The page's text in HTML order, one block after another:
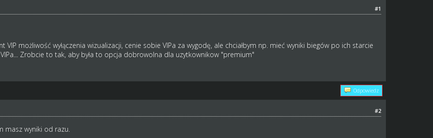
#1
możliwość wyłączenia wizualizacji, cenie sobie VIPa za wygodę, ale chciałbym np. mieć wyniki biegów po ich starcie
Zrobcie to tak, aby była to opcja dobrowolna dla uzytkownikow "premium"
Odpowiedz
#2
masz wyniki od razu.